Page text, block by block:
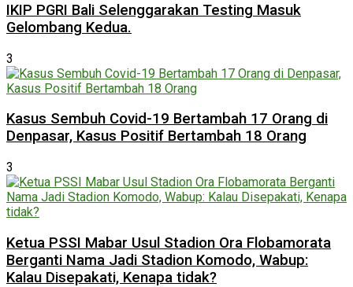
IKIP PGRI Bali Selenggarakan Testing Masuk
Gelombang Kedua.
3
Kasus Sembuh Covid-19 Bertambah 17 Orang di
Denpasar, Kasus Positif Bertambah 18 Orang
3
Ketua PSSI Mabar Usul Stadion Ora Flobamorata
Berganti Nama Jadi Stadion Komodo, Wabup:
Kalau Disepakati, Kenapa tidak?